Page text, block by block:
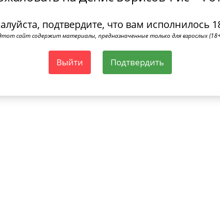
подтвердите, что вам исполнилось
сайт содержит материалы, предназначенные только для взрослых
Выйти Подтвердить